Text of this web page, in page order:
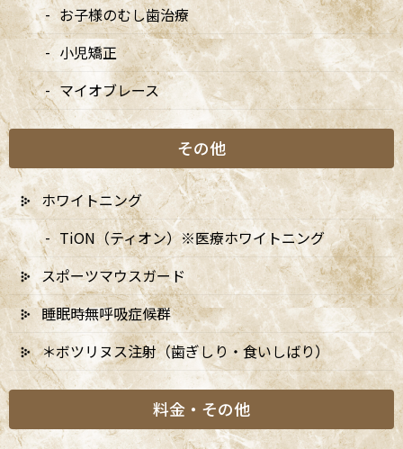
月別アーカイブ
2025年
2024年
お子様のむし歯治療
小児矯正
マイオブレース
その他
ホワイトニング
TiON（ティオン）※医療ホワイトニング
スポーツマウスガード
睡眠時無呼吸症候群
＊ボツリヌス注射（歯ぎしり・食いしばり）
料金・その他